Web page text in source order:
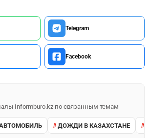
Telegram
Facebook
Informburo.kz по связанным темам
ДОЖДИ В КАЗАХСТАНЕ